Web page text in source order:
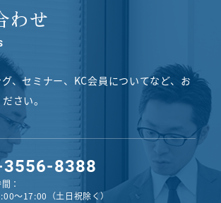
わせ
、セミナー、KC会員についてなど、 お
さい。
8388
：
〜17:00（土日祝除く）